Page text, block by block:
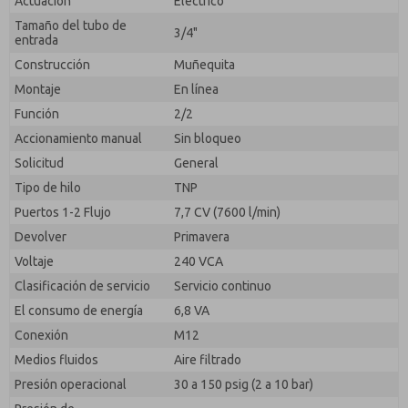
Tamaño del tubo de
entrada
3/4"
Construcción
Muñequita
Montaje
En línea
Función
2/2
Accionamiento manual
Sin bloqueo
Solicitud
General
Tipo de hilo
TNP
Puertos 1-2 Flujo
7,7 CV (7600 l/min)
Devolver
Primavera
Voltaje
240 VCA
Clasificación de servicio
Servicio continuo
El consumo de energía
6,8 VA
Conexión
M12
Medios fluidos
Aire filtrado
Presión operacional
30 a 150 psig (2 a 10 bar)
responder a mi solicitud. Al enviar el formulario de
contacto, acepto el procesamiento.